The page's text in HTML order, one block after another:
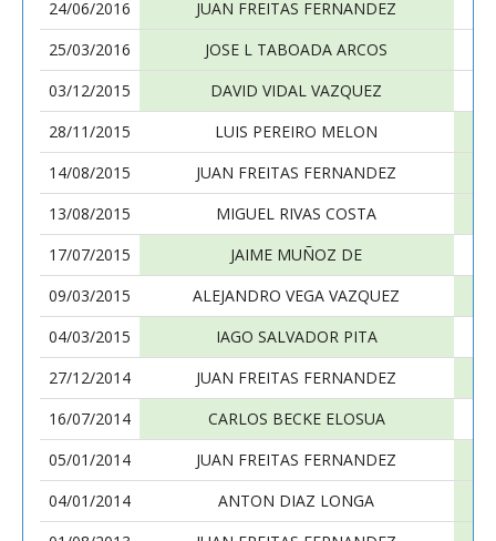
24/06/2016
JUAN FREITAS FERNANDEZ
25/03/2016
JOSE L TABOADA ARCOS
03/12/2015
DAVID VIDAL VAZQUEZ
28/11/2015
LUIS PEREIRO MELON
14/08/2015
JUAN FREITAS FERNANDEZ
13/08/2015
MIGUEL RIVAS COSTA
17/07/2015
JAIME MUÑOZ DE
09/03/2015
ALEJANDRO VEGA VAZQUEZ
04/03/2015
IAGO SALVADOR PITA
27/12/2014
JUAN FREITAS FERNANDEZ
16/07/2014
CARLOS BECKE ELOSUA
05/01/2014
JUAN FREITAS FERNANDEZ
04/01/2014
ANTON DIAZ LONGA